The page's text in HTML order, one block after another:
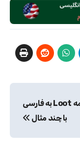
معنی کلمه Loot به فارسی
با چند مثال